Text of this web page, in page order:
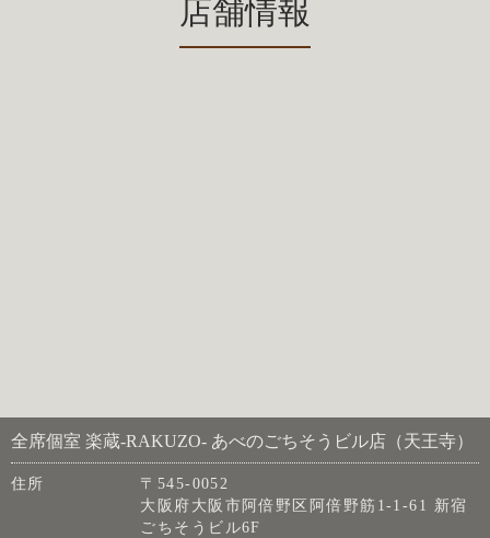
店舗情報
全席個室 楽蔵‐RAKUZO‐ あべのごちそうビル店（天王寺）
住所
〒545-0052
大阪府大阪市阿倍野区阿倍野筋1-1-61 新宿
ごちそうビル6F